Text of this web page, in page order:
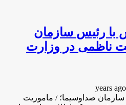
با رئیس سازمان
ناظمی در وزارت
صداوسیما؛ / ماموریت